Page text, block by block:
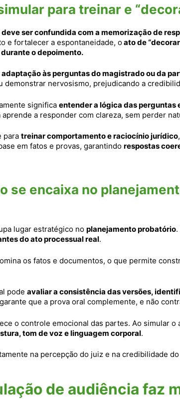
para treinar e
deve ser confundida com a memorização de
e fortalecer a espontaneidade, oato de
o depoimento.
adaptação às perguntas do magistrado ou da
demonstrar nervosismo, prejudicando a
significa entender a lógica das perguntas
a responder com clareza, sem perder
para treinar comportamento e raciocínio jurídico
em fatos e provas, garantindo respostas
se encaixa no
lugar estratégico no planejamento probatório
do ato processual real.
os fatos e documentos, o que permite
pode avaliar a consistência das versões,
que a prova oral complemente, e não
o controle emocional das partes. Ao simular o
tom de voz e linguagem corporal.
na percepção do juiz e na credibilidade
de audiência faz